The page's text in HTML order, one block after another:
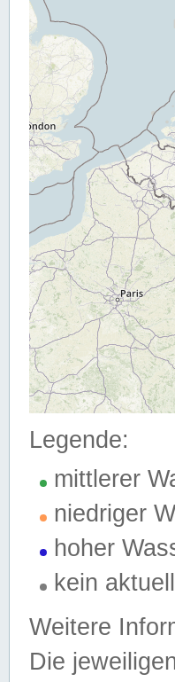
Legende:
mittlerer
niedriger
hoher
kein
Weitere
Die